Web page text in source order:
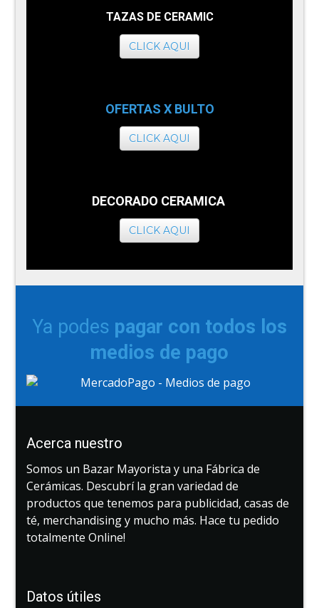
TAZAS DE CERAMIC
CLICK AQUI
OFERTAS X BULTO
CLICK AQUI
DECORADO CERAMICA
CLICK AQUI
Ya podes pagar con todos los
medios de pago
Acerca nuestro
Somos un Bazar Mayorista y una Fábrica de
Cerámicas. Descubrí la gran variedad de
productos que tenemos para publicidad, casas de
té, merchandising y mucho más. Hace tu pedido
totalmente Online!
Datos útiles